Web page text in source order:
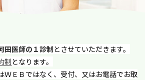
田医師の１診制とさせていただきます。
制となります。
Ｂではなく、受付、又はお電話でお取